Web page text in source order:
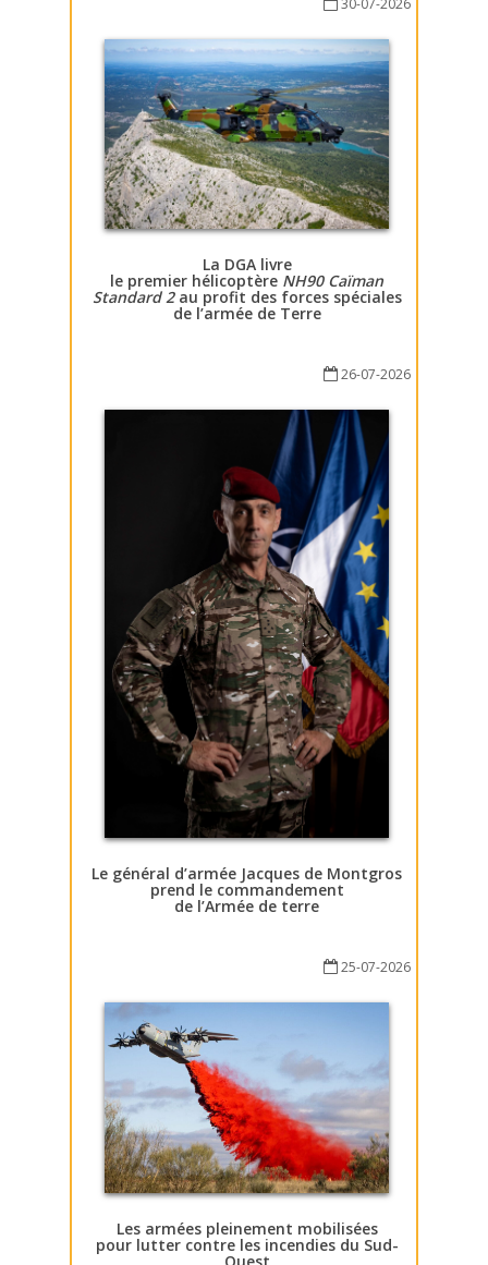
La DGA livre
le premier hélicoptère NH90 Caïman
Standard 2au profit des forces spéciales
de l’armée de Terre
26-07-2026
Le général d’armée Jacques de Montgros
prend le commandement
de l’Armée de terre
25-07-2026
Les armées pleinement mobilisées
pour lutter contre les incendies du Sud-
Ouest